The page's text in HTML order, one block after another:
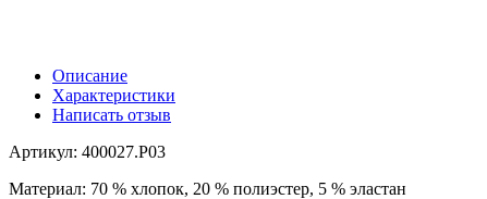
Описание
Характеристики
Написать отзыв
Артикул: 400027.P03
Материал: 70 % хлопок, 20 % полиэстер, 5 % эластан